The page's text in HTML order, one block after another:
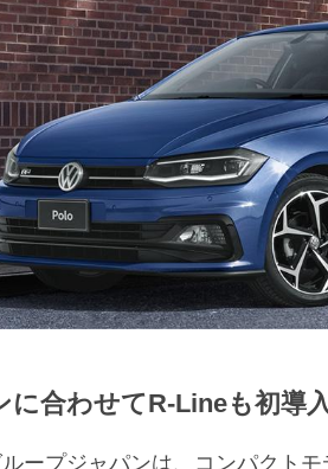
合わせてR-Lineも初導入
ループジャパンは、コンパクト